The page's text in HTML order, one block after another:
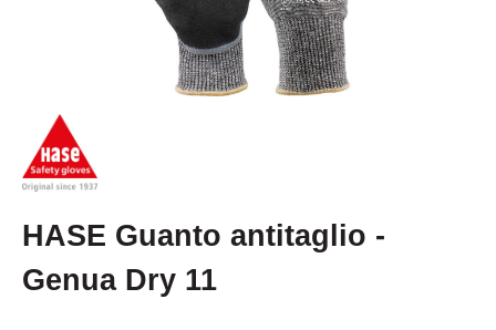
HASE Guanto antitaglio -
Genua Dry 11